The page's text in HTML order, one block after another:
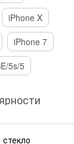
iPhone X
iPhone 7
5s/5